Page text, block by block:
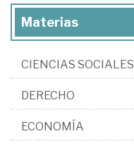
Materias
CIENCIAS SOCIALES
DERECHO
ECONOMÍA